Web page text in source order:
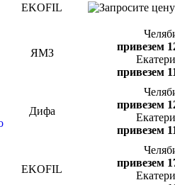
EKOFIL
ЯМЗ
привезем
привезем
Дифа
привезем
привезем
EKOFIL
привезем